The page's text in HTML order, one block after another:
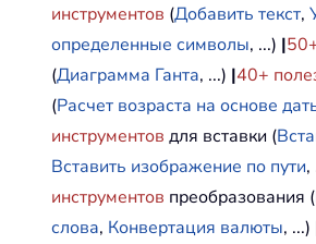
инструментов (Добавить текст,
определенные символы, ...) |
(Диаграмма Ганта, ...) |40+
(Расчет возраста на основе
инструментов для вставки (
Вставить изображение по пути,
инструментов преобразования (
слова, Конвертация валюты, ...)